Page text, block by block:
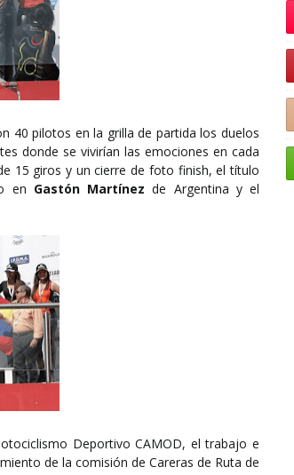
40 pilotos en la grilla de partida los duelos
donde se vivirían las emociones en cada
15 giros y un cierre de foto finish, el título
en Gastón Martínez de Argentina y el
Deportivo CAMOD, el trabajo e
de la comisión de Careras de Ruta de